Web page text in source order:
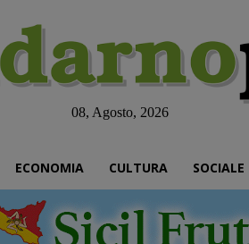
08, Agosto, 2026
ECONOMIA CULTURA SOCIALE